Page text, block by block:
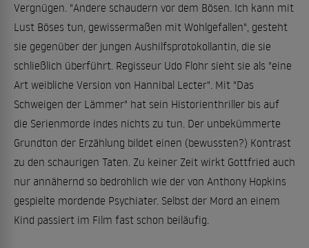
Vergnügen. "Andere schaudern vor dem Bösen. Ich kann mit
Lust Böses tun, gewissermaßen mit Wohlgefallen", gesteht
sie gegenüber der jungen Aushilfsprotokollantin, die sie
schließlich überführt. Regisseur Udo Flohr sieht sie als "eine
Art weibliche Version von Hannibal Lecter". Mit "Das
Schweigen der Lämmer" hat sein Historienthriller bis auf
die Serienmorde indes nichts zu tun. Der unbekümmerte
Grundton der Erzählung bildet einen (bewussten?) Kontrast
zu den schaurigen Taten. Zu keiner Zeit wirkt Gottfried auch
nur annähernd so bedrohlich wie der von Anthony Hopkins
gespielte mordende Psychiater. Selbst der Mord an einem
Kind passiert im Film fast schon beiläufig.